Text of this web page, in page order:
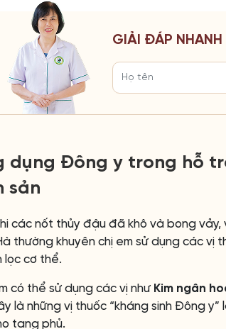
GIẢI ĐÁP
dụng Đông y trong hỗ
sản
các nốt thủy đậu đã khô và bong
thường khuyên chị em sử dụng các
lọc cơ thể.
có thể sử dụng các vị như Kim ngân
là những vị thuốc “kháng sinh Đông
tạng phủ.